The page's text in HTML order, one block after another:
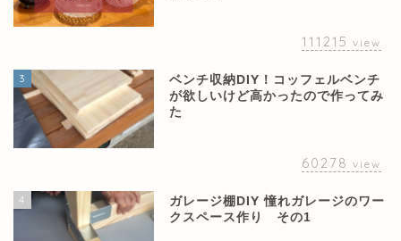
111215 view
3
ベンチ収納DIY！コッフェルベンチ
が欲しいけど高かったので作ってみ
た
60278 view
4
ガレージ棚DIY 憧れガレージのワー
クスペース作り その1